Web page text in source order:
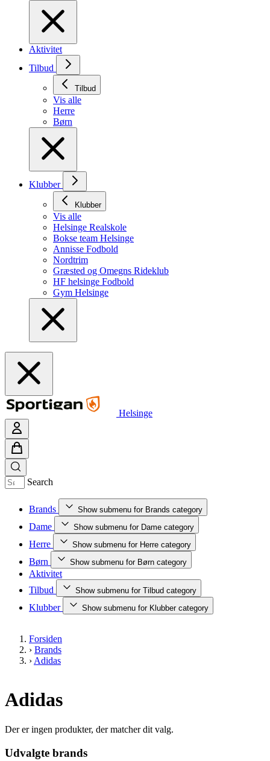
Aktivitet
Tilbud
Tilbud
Vis alle
Herre
Børn
Klubber
Klubber
Vis alle
Helsinge Realskole
Bokse team Helsinge
Annisse Fodbold
Nordtrim
Græsted og Omegns Rideklub
HF helsinge Fodbold
Gym Helsinge
Helsinge
Search
Brands Show submenu for Brands category
Dame Show submenu for Dame category
Herre Show submenu for Herre category
Børn Show submenu for Børn category
Aktivitet
Tilbud
Show submenu for Tilbud category
Klubber Show submenu for Klubber category
Forsiden
› Brands
› Adidas
Adidas
Der er ingen produkter, der matcher dit valg.
Udvalgte brands